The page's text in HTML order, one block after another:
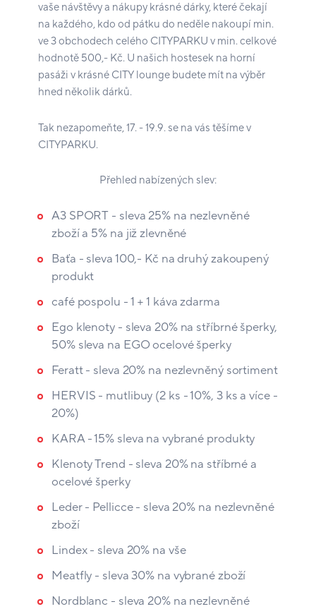
vaše návštěvy a nákupy krásné dárky, které čekají
na každého, kdo od pátku do neděle nakoupí min.
ve 3 obchodech celého CITYPARKU v min. celkové
hodnotě 500,- Kč. U našich hostesek na horní
pasáži v krásné CITY lounge budete mít na výběr
hned několik dárků.
Tak nezapomeňte, 17. - 19.9. se na vás těšíme v
CITYPARKU.
Přehled nabízených slev:
A3 SPORT - sleva 25% na nezlevněné
zboží a 5% na již zlevněné
Baťa - sleva 100,- Kč na druhý zakoupený
produkt
café pospolu - 1 + 1 káva zdarma
Ego klenoty - sleva 20% na stříbrné šperky,
50% sleva na EGO ocelové šperky
Feratt - sleva 20% na nezlevněný sortiment
HERVIS - mutlibuy (2 ks - 10%, 3 ks a více -
20%)
KARA - 15% sleva na vybrané produkty
Klenoty Trend - sleva 20% na stříbrné a
ocelové šperky
Leder - Pellicce - sleva 20% na nezlevněné
zboží
Lindex - sleva 20% na vše
Meatfly - sleva 30% na vybrané zboží
Nordblanc - sleva 20% na nezlevněné